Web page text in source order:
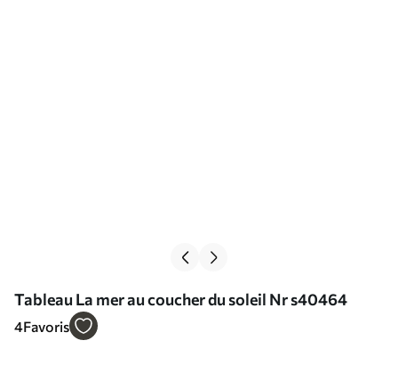
Tableau La mer au coucher du soleil Nr s40464
4Favoris